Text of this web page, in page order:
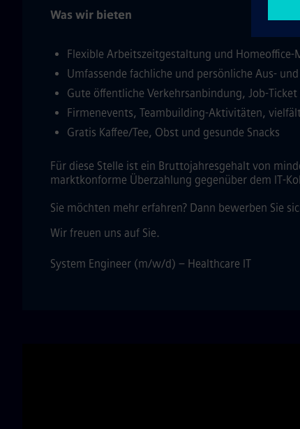
Was wir bieten
Flexible Arbeitszeitgestaltung und Homeoffice-
Umfassende fachliche und persönliche Aus-
Gute öffentliche Verkehrsanbindung, Job-
Firmenevents, Teambuilding-Aktivitäten,
Gratis Kaffee/Tee, Obst und gesunde Snacks
Für diese Stelle ist ein Bruttojahresgehalt von
marktkonforme Überzahlung gegenüber dem IT-
Sie möchten mehr erfahren? Dann bewerben Sie
Wir freuen uns auf Sie.
System Engineer (m/w/d) – Healthcare IT